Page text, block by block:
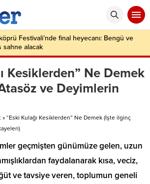
Festivali’nde final heyecanı: Bengü ve
sahne alacak
Kesiklerden” Ne Demek
ve Deyimlerin
» “Eski Kulağı Kesiklerden” Ne Demek (İşte ilginç
geçmişten günümüze gelen, uzun
faydalanarak kısa, veciz,
ve tavsiye veren, toplumun geneli